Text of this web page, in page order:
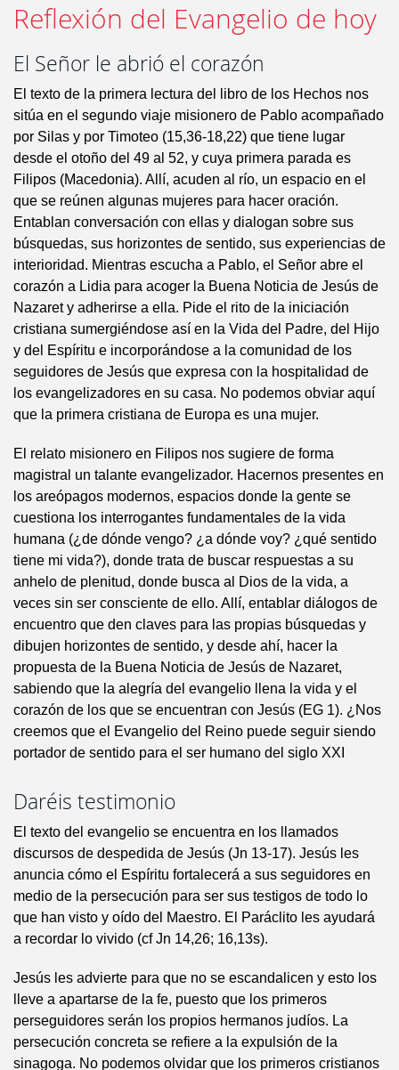
Reflexión del Evangelio de hoy
El Señor le abrió el corazón
El texto de la primera lectura del libro de los Hechos nos
sitúa en el segundo viaje misionero de Pablo acompañado
por Silas y por Timoteo (15,36-18,22) que tiene lugar
desde el otoño del 49 al 52, y cuya primera parada es
Filipos (Macedonia). Allí, acuden al río, un espacio en el
que se reúnen algunas mujeres para hacer oración.
Entablan conversación con ellas y dialogan sobre sus
búsquedas, sus horizontes de sentido, sus experiencias de
interioridad. Mientras escucha a Pablo, el Señor abre el
corazón a Lidia para acoger la Buena Noticia de Jesús de
Nazaret y adherirse a ella. Pide el rito de la iniciación
cristiana sumergiéndose así en la Vida del Padre, del Hijo
y del Espíritu e incorporándose a la comunidad de los
seguidores de Jesús que expresa con la hospitalidad de
los evangelizadores en su casa. No podemos obviar aquí
que la primera cristiana de Europa es una mujer.
El relato misionero en Filipos nos sugiere de forma
magistral un talante evangelizador. Hacernos presentes en
los areópagos modernos, espacios donde la gente se
cuestiona los interrogantes fundamentales de la vida
humana (¿de dónde vengo? ¿a dónde voy? ¿qué sentido
tiene mi vida?), donde trata de buscar respuestas a su
anhelo de plenitud, donde busca al Dios de la vida, a
veces sin ser consciente de ello. Allí, entablar diálogos de
encuentro que den claves para las propias búsquedas y
dibujen horizontes de sentido, y desde ahí, hacer la
propuesta de la Buena Noticia de Jesús de Nazaret,
sabiendo que la alegría del evangelio llena la vida y el
corazón de los que se encuentran con Jesús (EG 1). ¿Nos
creemos que el Evangelio del Reino puede seguir siendo
portador de sentido para el ser humano del siglo XXI
Daréis testimonio
El texto del evangelio se encuentra en los llamados
discursos de despedida de Jesús (Jn 13-17). Jesús les
anuncia cómo el Espíritu fortalecerá a sus seguidores en
medio de la persecución para ser sus testigos de todo lo
que han visto y oído del Maestro. El Paráclito les ayudará
a recordar lo vivido (cf Jn 14,26; 16,13s).
Jesús les advierte para que no se escandalicen y esto los
lleve a apartarse de la fe, puesto que los primeros
perseguidores serán los propios hermanos judíos. La
persecución concreta se refiere a la expulsión de la
sinagoga. No podemos olvidar que los primeros cristianos